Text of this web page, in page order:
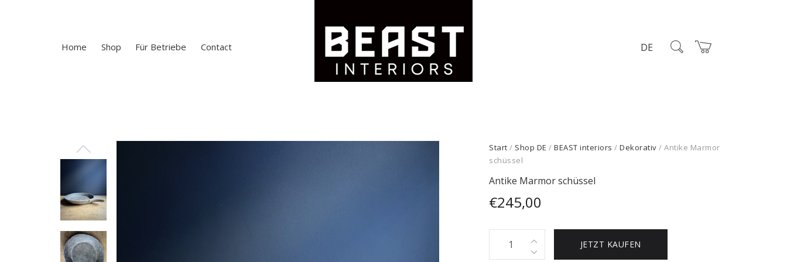
Home Shop Für Betriebe Contact DE
Start / Shop DE /BEAST interiors /Dekorativ / Antike Marmor
schüssel
Antike Marmor schüssel
€245,00
JETZT KAUFEN